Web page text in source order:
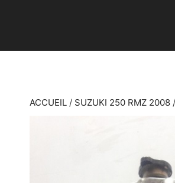
ACCUEIL / SUZUKI 250 RMZ 2008